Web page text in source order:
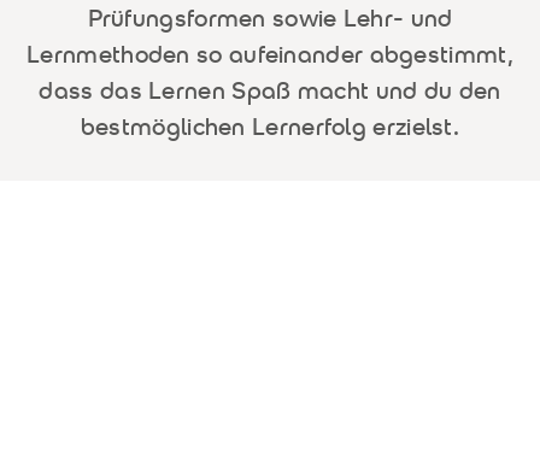
Prüfungsformen sowie Lehr- und
Lernmethoden so aufeinander abgestimmt,
dass das Lernen Spaß macht und du den
bestmöglichen Lernerfolg erzielst.